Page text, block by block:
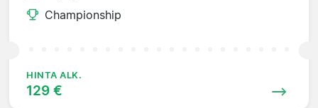
Championship
HINTA ALK.
129 €